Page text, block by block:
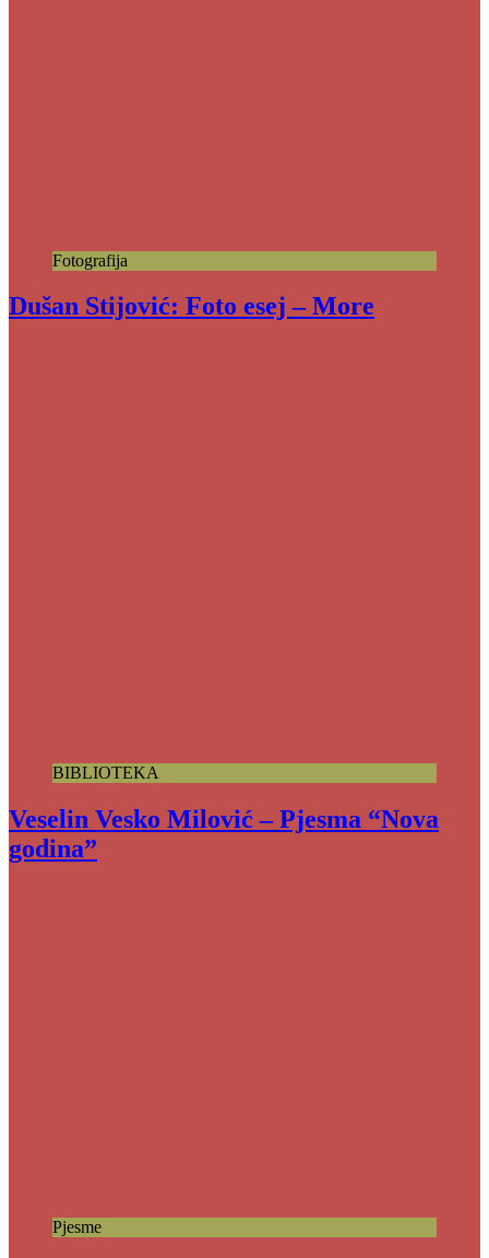
Fotografija
Dušan Stijović: Foto esej – More
BIBLIOTEKA
Veselin Vesko Milović – Pjesma “Nova
godina”
Pjesme